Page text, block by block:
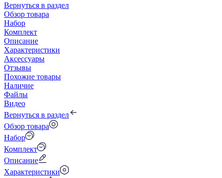
Вернуться в раздел
Обзор товара
Набор
Комплект
Описание
Характеристики
Аксессуары
Отзывы
Похожие товары
Наличие
Файлы
Видео
Вернуться в раздел
Обзор товара
Набор
Комплект
Описание
Характеристики